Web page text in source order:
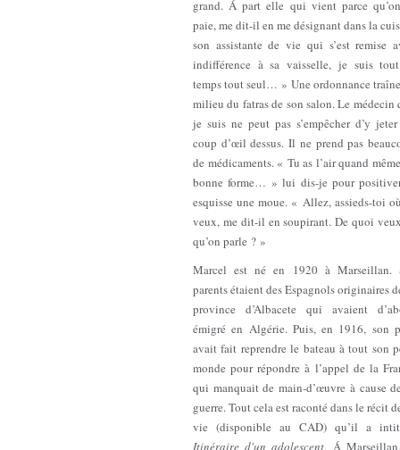
grand. Á part elle qui vient parce
paie, me dit-il en me désignant dans la
son assistante de vie qui s’est remise
indifférence à sa vaisselle, je suis
temps tout seul… » Une ordonnance
milieu du fatras de son salon. Le médecin
je suis ne peut pas s’empêcher d’y
coup d’œil dessus. Il ne prend pas
de médicaments. « Tu as l’air quand
bonne forme… » lui dis-je pour
esquisse une moue. « Allez, assieds-toi
veux, me dit-il en soupirant. De quoi
qu’on parle ? »
Marcel est né en 1920 à Marseillan.
parents étaient des Espagnols originaires
province d’Albacete qui avaient
émigré en Algérie. Puis, en 1916, son
avait fait reprendre le bateau à tout son
monde pour répondre à l’appel de la
qui manquait de main-d’œuvre à cause
guerre. Tout cela est raconté dans le récit
vie (disponible au CAD) qu’il a
Itinéraire d'un adolescent. Á